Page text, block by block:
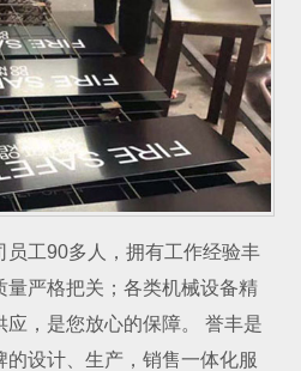
员工90多人，拥有工作经验丰
量严格把关；各类机械设备精
应，是您放心的保障。 誉丰是
设计、生产，销售一体化服